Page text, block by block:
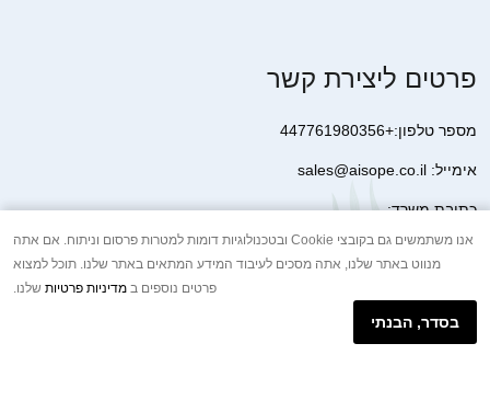
פרטים ליצירת קשר
מספר טלפון:+447761980356
אימייל: sales@aisope.co.il
כתובת משרד:
41 Devonshire Street Ground Floor Office 1 London W1G 7AJ
United Kingdom
+44 7410 2065017
הודעת וואטסאפ באינטרנט
אנו משתמשים גם בקובצי Cookie ובטכנולוגיות דומות למטרות פרסום וניתוח. אם אתה
מנווט באתר שלנו, אתה מסכים לעיבוד המידע המתאים באתר שלנו. תוכל למצוא
פרטים נוספים ב מדיניות פרטיות שלנו.
בסדר, הבנתי